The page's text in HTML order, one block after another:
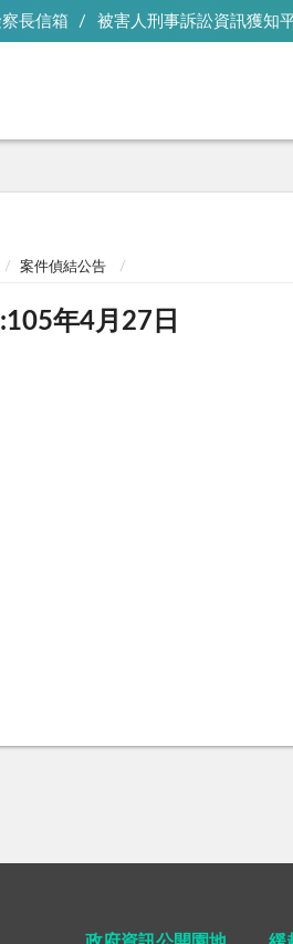
長信箱 被害人刑事訴訟資訊獲知
案件偵結公告
年4月27日